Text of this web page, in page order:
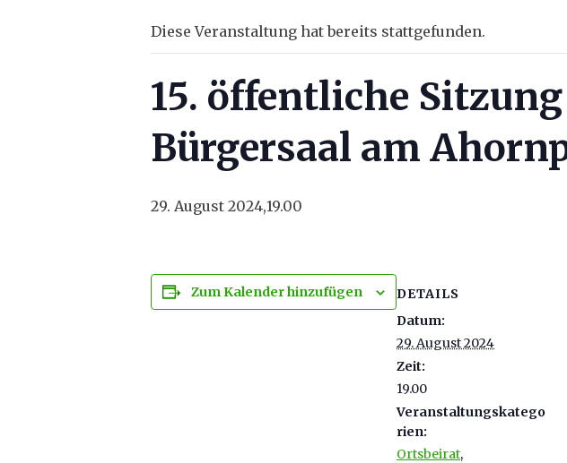
Diese Veranstaltung hat bereits stattgefunden.
15. öffentliche
Bürgersaal am
29. August 2024,19.00
Zum Kalender hinzufügen
DETAILS
Datum:
29. August 2024
Zeit:
19.00
Veranstaltungskatego
rien:
Ortsbeirat,